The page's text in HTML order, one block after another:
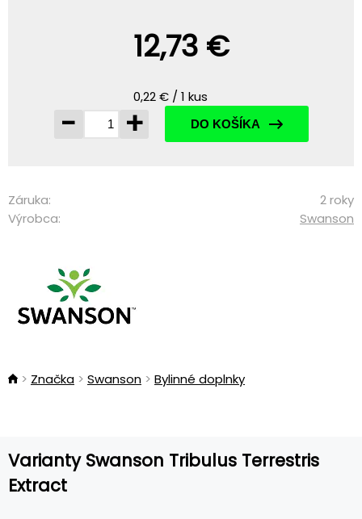
12,73 €
0,22 € / 1 kus
- + DO KOŠÍKA
Záruka:
2 roky
Výrobca:
Swanson
Značka Swanson Bylinné doplnky
Varianty Swanson Tribulus Terrestris
Extract